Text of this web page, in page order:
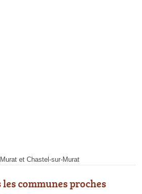
et Chastel-sur-Murat
communes proches